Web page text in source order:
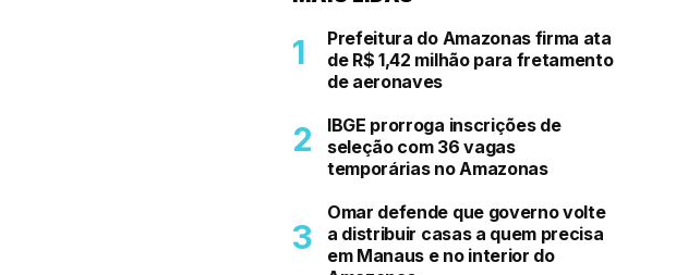
Prefeitura do Amazonas firma ata
de R$ 1,42 milhão para fretamento
de aeronaves
IBGE prorroga inscrições de
seleção com 36 vagas
temporárias no Amazonas
Omar defende que governo volte
a distribuir casas a quem precisa
em Manaus e no interior do